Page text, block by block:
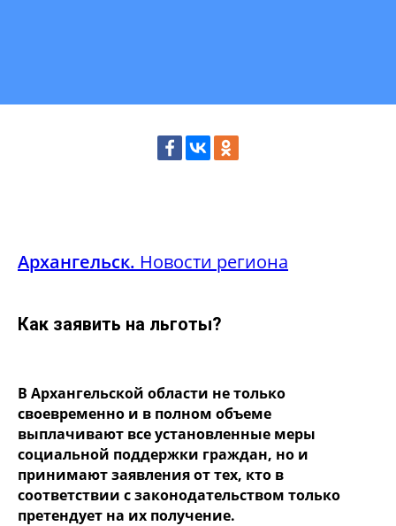
Архангельск. Новости региона
Как заявить на льготы?
В Архангельской области не только
своевременно и в полном объеме
выплачивают все установленные меры
социальной поддержки граждан, но и
принимают заявления от тех, кто в
соответствии с законодательством только
претендует на их получение.